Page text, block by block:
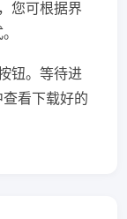
您可根据界
钮。等待进
看下载好的